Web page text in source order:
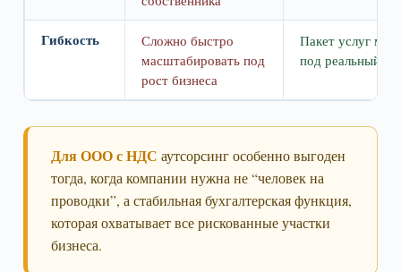
Гибкость
Сложно быстро
масштабировать под
рост бизнеса
Пакет услуг
под реальный
Для ООО с НДС аутсорсинг особенно выгоден
тогда, когда компании нужна не “человек на
проводки”, а стабильная бухгалтерская функция,
которая охватывает все рискованные участки
бизнеса.